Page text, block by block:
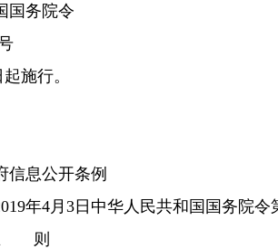
国务院令
施行。
信息公开条例
年4月3日中华人民共和国国务院令
则